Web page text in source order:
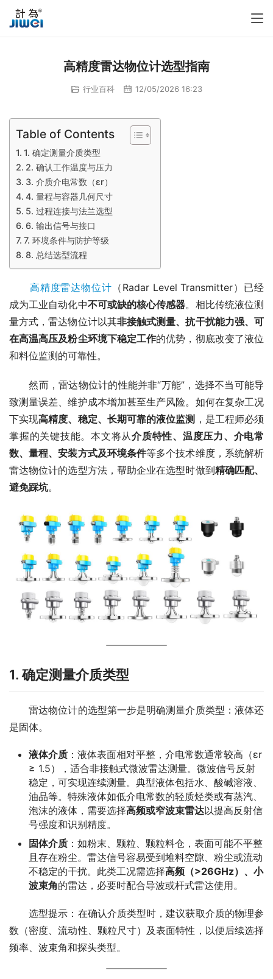
高精度雷达物位计选型指南
行业百科 12/05/2026 16:23
Table of Contents
1. 确定测量介质类型
2. 确认工作温度与压力
3. 介质介电常数（εr）
4. 量程与容器几何尺寸
5. 过程连接与法兰选型
6. 输出信号与接口
7. 环境条件与防护等级
8. 总结选型流程
高精度雷达物位计 （Radar Level Transmitter）已经
成为工业自动化中不可或缺的核心传感器。相比传统液位测
量方式，雷达物位计以其非接触式测量、抗干扰能力强、可
在高温高压及粉尘环境下稳定工作的优势，彻底改变了液位
和料位监测的可靠性。
然而，雷达物位计的性能并非“万能”，选择不当可能导
致测量误差、维护成本增加甚至生产风险。如何在复杂工况
下实现高精度、稳定、长期可靠的液位监测 ，是工程师必须
掌握的关键技能。本文将从介质特性、温度压力、介电常
数、量程、安装方式及环境条件等多个技术维度，系统解析
雷达物位计的选型方法，帮助企业在选型时做到精确匹配、
避免踩坑。
1. 确定测量介质类型
雷达物位计的选型第一步是明确测量介质类型：液体还
是固体。
液体介质 ：液体表面相对平整，介电常数通常较高（εr
≥ 1.5），适合非接触式微波雷达测量。微波信号反射
稳定，可实现连续测量。典型液体包括水、酸碱溶液、
油品等。特殊液体如低介电常数的轻质烃类或有蒸汽、
泡沫的液体，需要选择高频或窄波束雷达以提高反射信
号强度和识别精度。
固体介质 ：如粉末、颗粒、颗粒料仓，表面可能不平整
且存在粉尘。雷达信号容易受到堆料空隙、粉尘或流动
不稳定的干扰。此类工况需选择高频（>26GHz）、小
波束角的雷达，必要时配合导波或杆式雷达使用。
选型提示：在确认介质类型时，建议获取介质的物理参
数（密度、流动性、颗粒尺寸）及表面特性，以便后续选择
频率、波束角和探头类型。